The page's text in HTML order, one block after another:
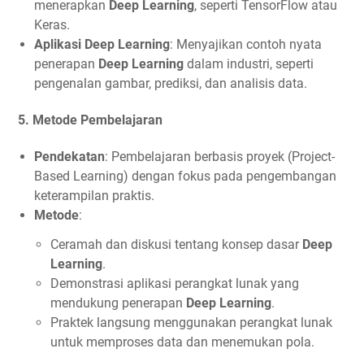
menerapkan Deep Learning, seperti TensorFlow atau
Keras.
Aplikasi Deep Learning: Menyajikan contoh nyata
penerapan Deep Learning dalam industri, seperti
pengenalan gambar, prediksi, dan analisis data.
5. Metode Pembelajaran
Pendekatan: Pembelajaran berbasis proyek (Project-
Based Learning) dengan fokus pada pengembangan
keterampilan praktis.
Metode:
Ceramah dan diskusi tentang konsep dasar Deep
Learning.
Demonstrasi aplikasi perangkat lunak yang
mendukung penerapan Deep Learning.
Praktek langsung menggunakan perangkat lunak
untuk memproses data dan menemukan pola.